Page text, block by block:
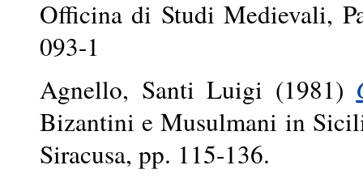
Officina di Studi Medievali,
093-1
Agnello, Santi Luigi (1981)
Bizantini e Musulmani in
Siracusa, pp. 115-136.